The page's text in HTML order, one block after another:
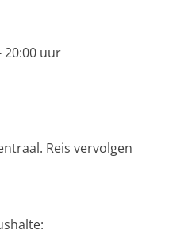
20:00 uur
Reis vervolgen